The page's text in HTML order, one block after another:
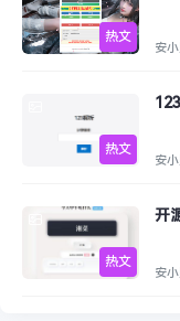
热文
安
热文
安
热文
开
安